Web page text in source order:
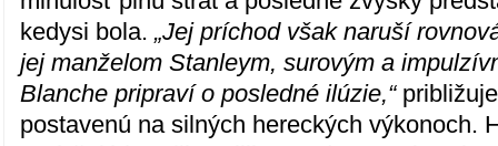
kedysi bola. „Jej príchod však naruší
jej manželom Stanleym, surovým a
Blanche pripraví o posledné ilúzie,“
postavenú na silných hereckých výkonoch.